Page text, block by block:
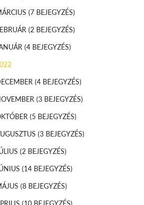
(7 BEJEGYZÉS)
(2 BEJEGYZÉS)
(4 BEJEGYZÉS)
(4 BEJEGYZÉS)
(3 BEJEGYZÉS)
(5 BEJEGYZÉS)
(3 BEJEGYZÉS)
(2 BEJEGYZÉS)
(14 BEJEGYZÉS)
(8 BEJEGYZÉS)
(10 BEJEGYZÉS)